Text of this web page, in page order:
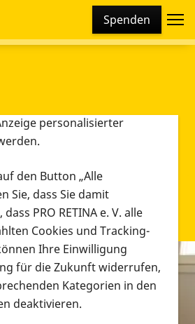
Spenden
verschiedene Cookies und
beinhaltet Cookies und
personalisierter
den Button „Alle
Sie, dass Sie damit
PRO RETINA e. V. alle
Cookies und Tracking-
Ihre Einwilligung
für die Zukunft widerrufen,
Kategorien in den
deaktivieren.